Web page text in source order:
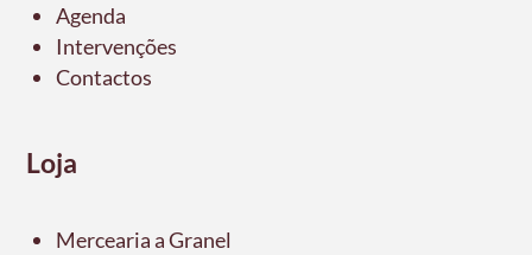
Agenda
Intervenções
Contactos
Loja
Mercearia a Granel